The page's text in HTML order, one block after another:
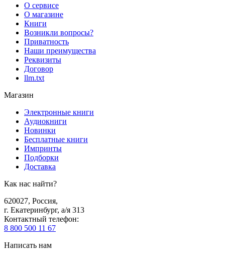
О сервисе
О магазине
Книги
Возникли вопросы?
Приватность
Наши преимущества
Реквизиты
Договор
llm.txt
Магазин
Электронные книги
Аудиокниги
Новинки
Бесплатные книги
Импринты
Подборки
Доставка
Как нас найти?
620027, Россия,
г. Екатеринбург, а/я 313
Контактный телефон:
8 800 500 11 67
Написать нам